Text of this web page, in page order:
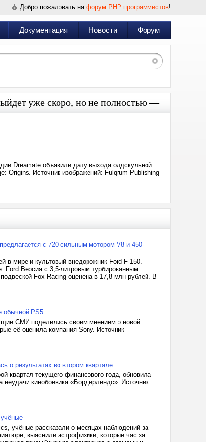
Добро пожаловать на форум PHP программистов!
Документация Новости Форум
уже скоро, но не полностью —
Dreamate объявили дату выхода олдскульной
Origins. Источник изображений: Fulqrum Publishing
с 720-сильным мотором V8 и 450-
в мире и культовый внедорожник Ford F-150.
Ford Версия с 3,5-литровым турбированным
Fox Racing оценена в 17,8 млн рублей. В
обычной PS5
СМИ поделились своим мнением о новой
её оценила компания Sony. Источник
о результатах во втором квартале
квартал текущего финансового года, обновила
кинобоевика «Бордерлендс». Источник
учёные рассказали о месяцах наблюдений за
выяснили астрофизики, которые час за